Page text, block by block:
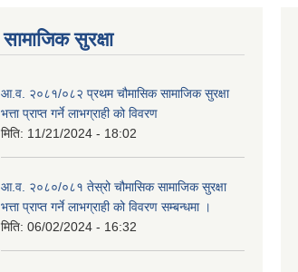
सामाजिक सुरक्षा
आ.व. २०८१/०८२ प्रथम चौमासिक सामाजिक सुरक्षा
भत्ता प्राप्त गर्ने लाभग्राही को विवरण
मिति: 11/21/2024 - 18:02
आ.व. २०८०/०८१ तेस्रो चौमासिक सामाजिक सुरक्षा
भत्ता प्राप्त गर्ने लाभग्राही को विवरण सम्बन्धमा ।
मिति: 06/02/2024 - 16:32